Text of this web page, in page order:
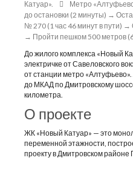
Катуар».
Метро
до остановки (2 минуты) →
№ 270 (1 час 46 минут в пути) →
→ Пройти пешком 500 метров
До жилого комплекса «Новый
электричке от Савеловского
от станции метро
до МКАД по Дмитровскому
километра.
О проекте
ЖК «Новый Катуар» — это
переменной этажности,
проекту в Дмитровском районе